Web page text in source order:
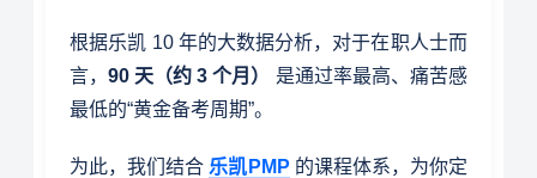
根据乐凯 10 年的大数据分析，对于在职人士而
言，90 天（约 3 个月）
是通过率最高、痛苦感
最低的“黄金备考周期”。
为此，我们结合 乐凯PMP 的课程体系，为你定